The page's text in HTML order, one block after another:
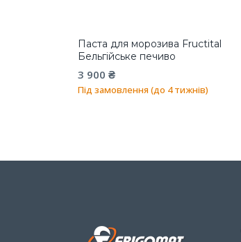
Паста для морозива Fructital
Бельгійське печиво
3 900 ₴
Під замовлення (до 4 тижнів)